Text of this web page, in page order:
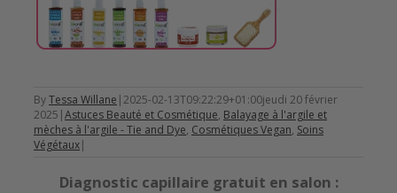
ByTessa Willane 2025-02-13T09:22:29+01:00jeudi 20 février
2025 Astuces Beauté et Cosmétique, Balayage à l'argile et
mèches à l'argile - Tie and Dye, Cosmétiques Vegan, Soins
Végétaux
Diagnostic capillaire gratuit en salon :